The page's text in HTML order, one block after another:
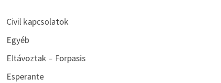
Civil kapcsolatok
Egyéb
Eltávoztak – Forpasis
Esperante